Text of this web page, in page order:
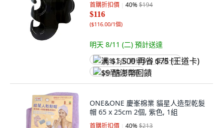
首購折扣價 40%$194
$116
($116.00/1個)
明天 8/11 (二) 預計送達
满 $1,500 再省 $75 (王道卡)
$9 酷澎幣回饋
ONE&ONE 慶峯棉業 貓星人造型乾髮
帽 65 x 25cm 2個, 紫色, 1組
首購折扣價 40%$213